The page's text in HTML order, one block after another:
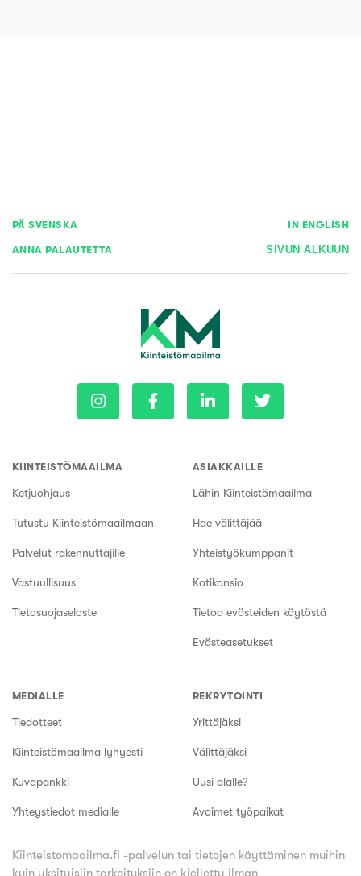
PÅ SVENSKA IN ENGLISH
ANNA PALAUTETTA SIVUN ALKUUN
KIINTEISTÖMAAILMA
Ketjuohjaus
Tutustu Kiinteistömaailmaan
Palvelut rakennuttajille
Vastuullisuus
Tietosuojaseloste
ASIAKKAILLE
Lähin Kiinteistömaailma
Hae välittäjää
Yhteistyökumppanit
Kotikansio
Tietoa evästeiden käytöstä
Evästeasetukset
MEDIALLE
Tiedotteet
Kiinteistömaailma lyhyesti
Kuvapankki
Yhteystiedot medialle
REKRYTOINTI
Yrittäjäksi
Välittäjäksi
Uusi alalle?
Avoimet työpaikat
Kiinteistomaailma.fi -palvelun tai tietojen käyttäminen muihin
kuin yksityisiin tarkoituksiin on kielletty ilman